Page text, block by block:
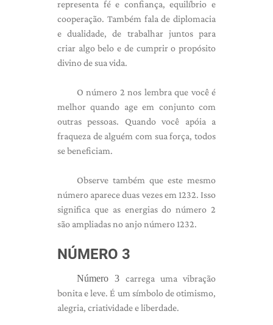
representa fé e confiança, equilíbrio e
cooperação. Também fala de diplomacia
e dualidade, de trabalhar juntos para
criar algo belo e de cumprir o propósito
divino de sua vida.
O número 2 nos lembra que você é
melhor quando age em conjunto com
outras pessoas. Quando você apóia a
fraqueza de alguém com sua força, todos
se beneficiam.
Observe também que este mesmo
número aparece duas vezes em 1232. Isso
significa que as energias do número 2
são ampliadas no anjo número 1232.
NÚMERO 3
Número 3 carrega uma vibração
bonita e leve. É um símbolo de otimismo,
alegria, criatividade e liberdade.